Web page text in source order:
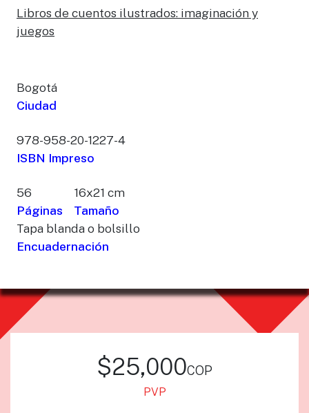
Libros de cuentos ilustrados: imaginación y
juegos
Bogotá
Ciudad
978-958-20-1227-4
ISBN Impreso
56
Páginas
16x21 cm
Tamaño
Tapa blanda o bolsillo
Encuadernación
$25,000cop
PVP